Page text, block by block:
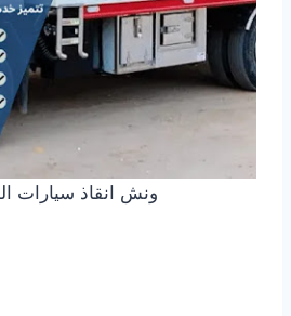
ونش انقاذ سيارات